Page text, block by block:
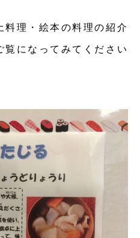
料理・絵本の料理の紹介
覧になってみてください